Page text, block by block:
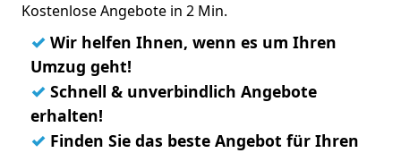
Kostenlose Angebote in 2 Min.
✓ Wir helfen Ihnen, wenn es um Ihren
Umzug geht!
✓ Schnell & unverbindlich Angebote
erhalten!
✓ Finden Sie das beste Angebot für Ihren